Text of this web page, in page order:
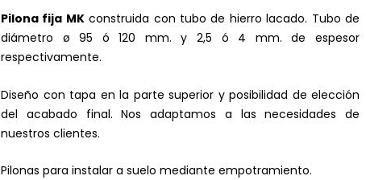
Pilona fija MKconstruida con tubo de hierro lacado. Tubo de
diámetro ø 95 ó 120 mm. y 2,5 ó 4 mm. de espesor
respectivamente.
Diseño con tapa en la parte superior y posibilidad de elección
del acabado final. Nos adaptamos a las necesidades de
nuestros clientes.
Pilonas para instalar a suelo mediante empotramiento.